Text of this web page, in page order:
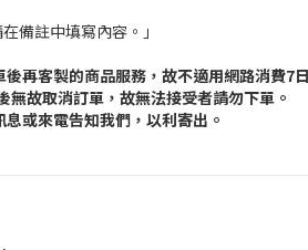
備註中填寫內容。」
再客製的商品服務，故不適用網路消費7
故取消訂單，故無法接受者請勿下單。
或來電告知我們，以利寄出。